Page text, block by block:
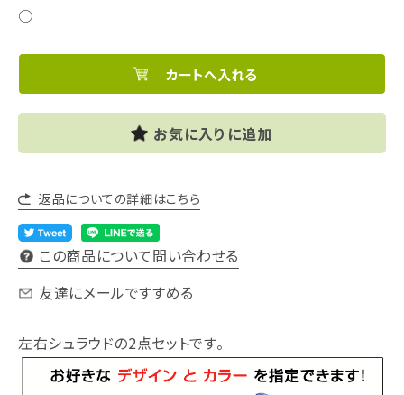
○
お気に入りに追加
返品についての詳細はこちら
この商品について問い合わせる
友達にメールですすめる
左右シュラウドの2点セットです。